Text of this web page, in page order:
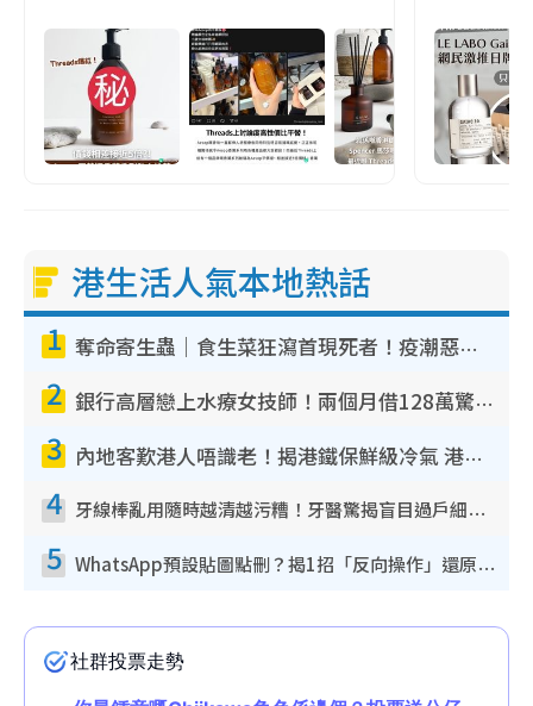
港生活人氣本地熱話
1 奪命寄生蟲｜食生菜狂瀉首現死者！疫潮惡化錄1.8萬宗病例 揭洗菜3大謬誤
2 銀行高層戀上水療女技師！兩個月借128萬驚覺「沉船」沉落火海 揭背後疑似邪教操控賣淫
3 內地客歎港人唔識老！揭港鐵保鮮級冷氣 港人求放過：咪投訴
4 牙線棒亂用隨時越清越污糟！牙醫驚揭盲目過戶細菌恐致蛀牙：呢種先係日常真保養
5 WhatsApp預設貼圖點刪？揭1招「反向操作」還原簡潔介面 附3步實測教學